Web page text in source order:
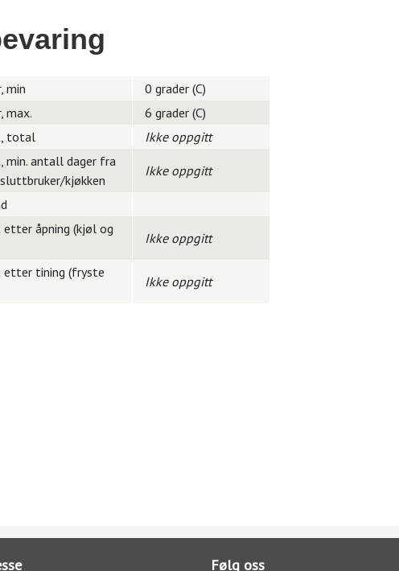
min
0 grader (C)
max.
6 grader (C)
total
Ikke oppgitt
min. antall dager fra
kjøkken
Ikke oppgitt
åpning (kjøl og
Ikke oppgitt
etter tining (fryste
Ikke oppgitt
Følg oss